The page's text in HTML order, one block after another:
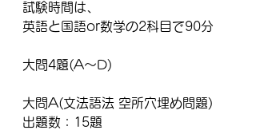
試験時間は、
英語と国語or数学の2科目で90分
大問4題(A～D)
大問A(文法語法 空所穴埋め問題)
出題数：15題